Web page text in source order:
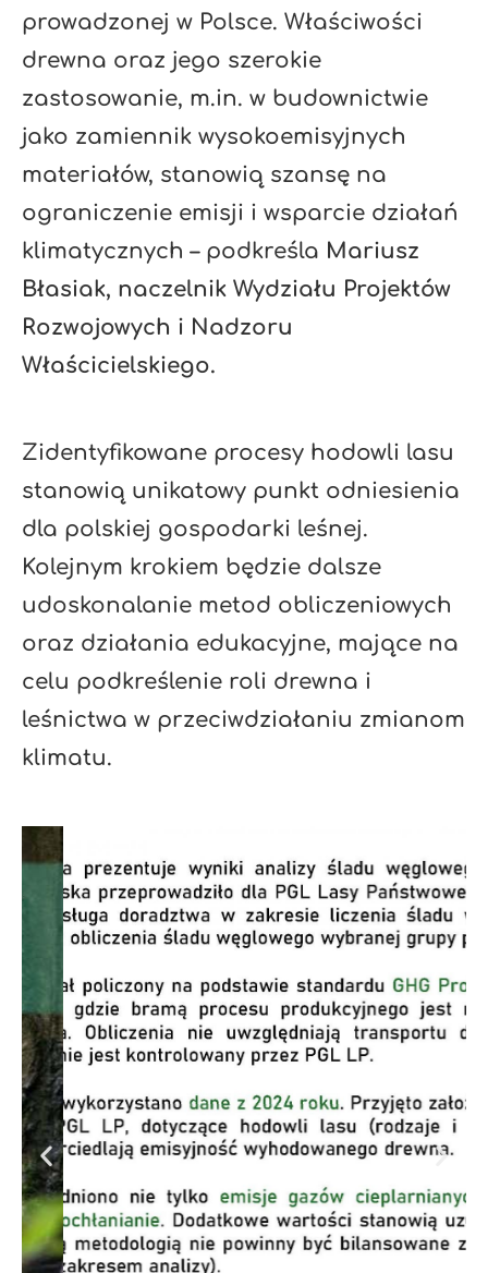
prowadzonej w Polsce. Właściwości
drewna oraz jego szerokie
zastosowanie, m.in. w budownictwie
jako zamiennik wysokoemisyjnych
materiałów, stanowią szansę na
ograniczenie emisji i wsparcie działań
klimatycznych – podkreśla Mariusz
Błasiak, naczelnik Wydziału Projektów
Rozwojowych i Nadzoru
Właścicielskiego.
Zidentyfikowane procesy hodowli lasu
stanowią unikatowy punkt odniesienia
dla polskiej gospodarki leśnej.
Kolejnym krokiem będzie dalsze
udoskonalanie metod obliczeniowych
oraz działania edukacyjne, mające na
celu podkreślenie roli drewna i
leśnictwa w przeciwdziałaniu zmianom
klimatu.